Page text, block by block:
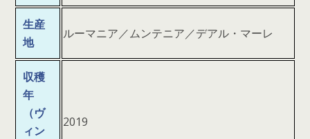
生産
地
ルーマニア／ムンテニア／デアル・マーレ
収穫
年
（ヴ
ィン
2019